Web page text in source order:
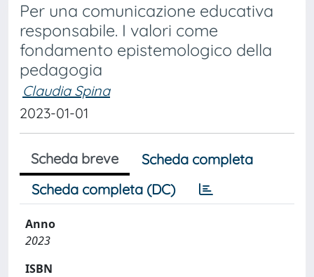
Per una comunicazione educativa
responsabile. I valori come
fondamento epistemologico della
pedagogia
Claudia Spina
2023-01-01
Scheda breve
Scheda completa
Scheda completa (DC)
Anno
2023
ISBN